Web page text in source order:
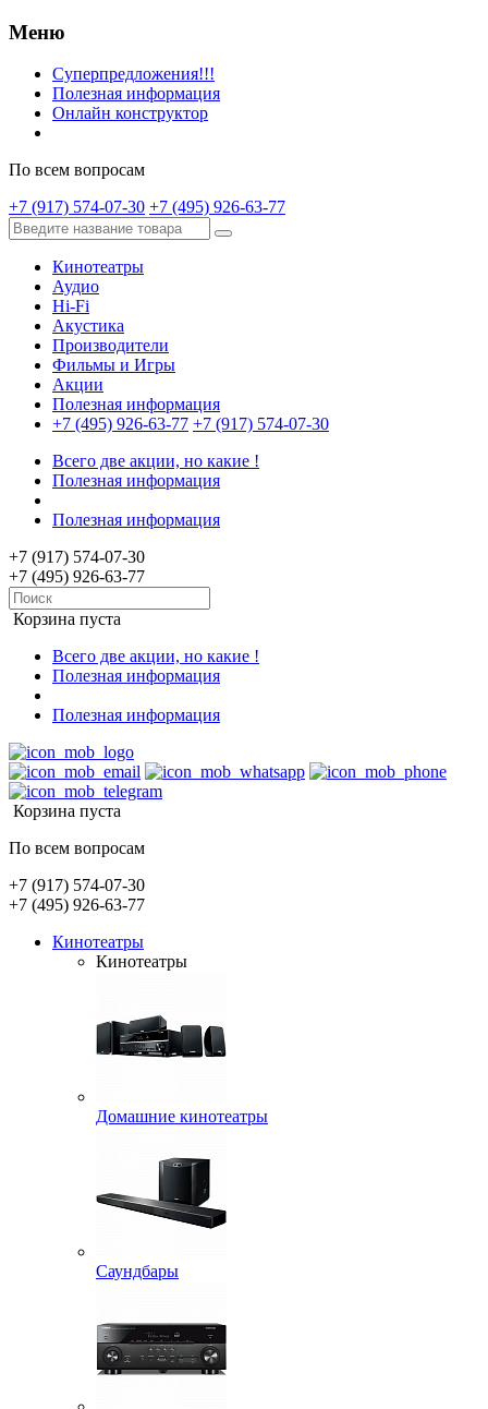
Меню
Суперпредложения!!!
Полезная информация
Онлайн конструктор
По всем вопросам
+7 (917) 574-07-30 +7 (495) 926-63-77
Кинотеатры
Аудио
Hi-Fi
Акустика
Производители
Фильмы и Игры
Акции
Полезная информация
+7 (495) 926-63-77 +7 (917) 574-07-30
Всего две акции, но какие !
Полезная информация
Полезная информация
+7 (917) 574-07-30
+7 (495) 926-63-77
Корзина пуста
Всего две акции, но какие !
Полезная информация
Полезная информация
Корзина пуста
По всем вопросам
+7 (917) 574-07-30
+7 (495) 926-63-77
Кинотеатры
Кинотеатры
Домашние кинотеатры
Саундбары